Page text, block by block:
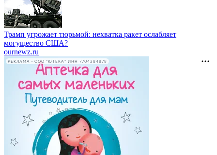
Трамп угрожает тюрьмой: нехватка ракет ослабляет
могущество США?
ournewz.ru
РЕКЛАМА • ООО "ЮТЕКА" ИНН 7704384878